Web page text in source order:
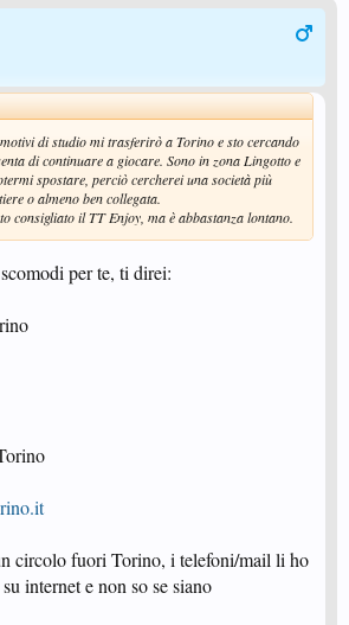
di studio mi trasferirò a Torino e sto cercando
di continuare a giocare. Sono in zona Lingotto e
spostare, perciò cercherei una società più
o almeno ben collegata.
consigliato il TT Enjoy, ma è abbastanza lontano.
per te, ti direi:
circolo fuori Torino, i telefoni/mail li ho
internet e non so se siano